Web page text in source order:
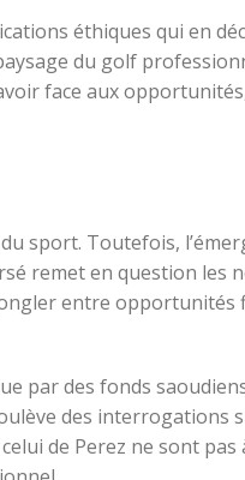
éthiques qui en
du golf
face aux
sport. Toutefois,
remet en question les
entre opportunités
par des fonds
des interrogations
de Perez ne sont pas